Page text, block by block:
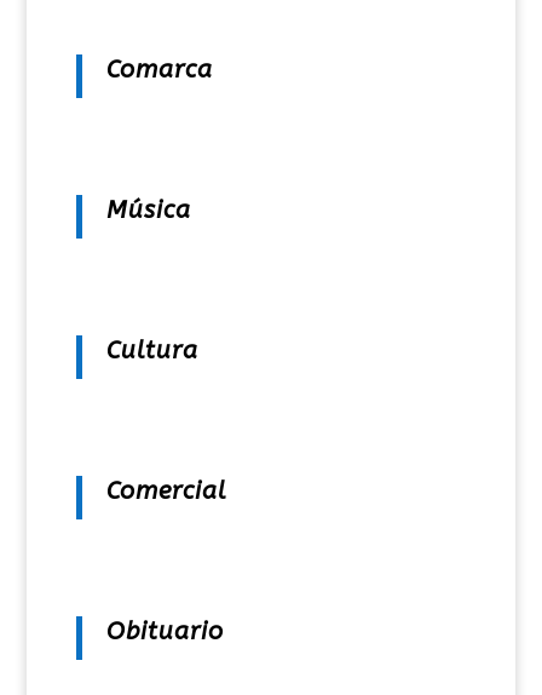
Comarca
Música
Cultura
Comercial
Obituario